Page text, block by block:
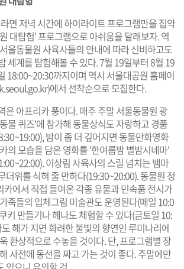
면 저녁 시간에 하이라이트 프로그램만을 집약
대탐험' 프로그램으로 아쉬움을 달래보자. 역
울동물원 사육사들의 안내에 따라 신비하고도
세계를 탐험해볼 수 있다. 7월 19일부터 8월 19
18:00~20:30까지이며 역시 서울대공원 홈페이
)에서 선착순으로 모집한다.
은 아프리카 풍이다. 매주 주말 서울동물원 광
물 퀴즈'에 참가해 동물상식도 자랑하고 경품
밤이 좀 더 깊어지면 동물만화영화
의 모습을 담은 영화를 '한여름밤 별밤시네마'
이상림 사육사의 스릴 넘치는 뱀마
더위를 식혀 줄 만하다(19:30~20:00). 동물원 정
에서 직접 들여온 각종 유물과 민속품 전시가
족들의 입체그림 미술관도 운영된다(매일 10:0
키 만들기나 헤나도 체험할 수 있다(금토일 10:
해가 지면 화려한 불빛의 향연인 루미나리에
환상적으로 수놓을 것이다. 단, 프로그램별 장
사전에 동선을 짜고 가는 것이 좋다. 주말에만